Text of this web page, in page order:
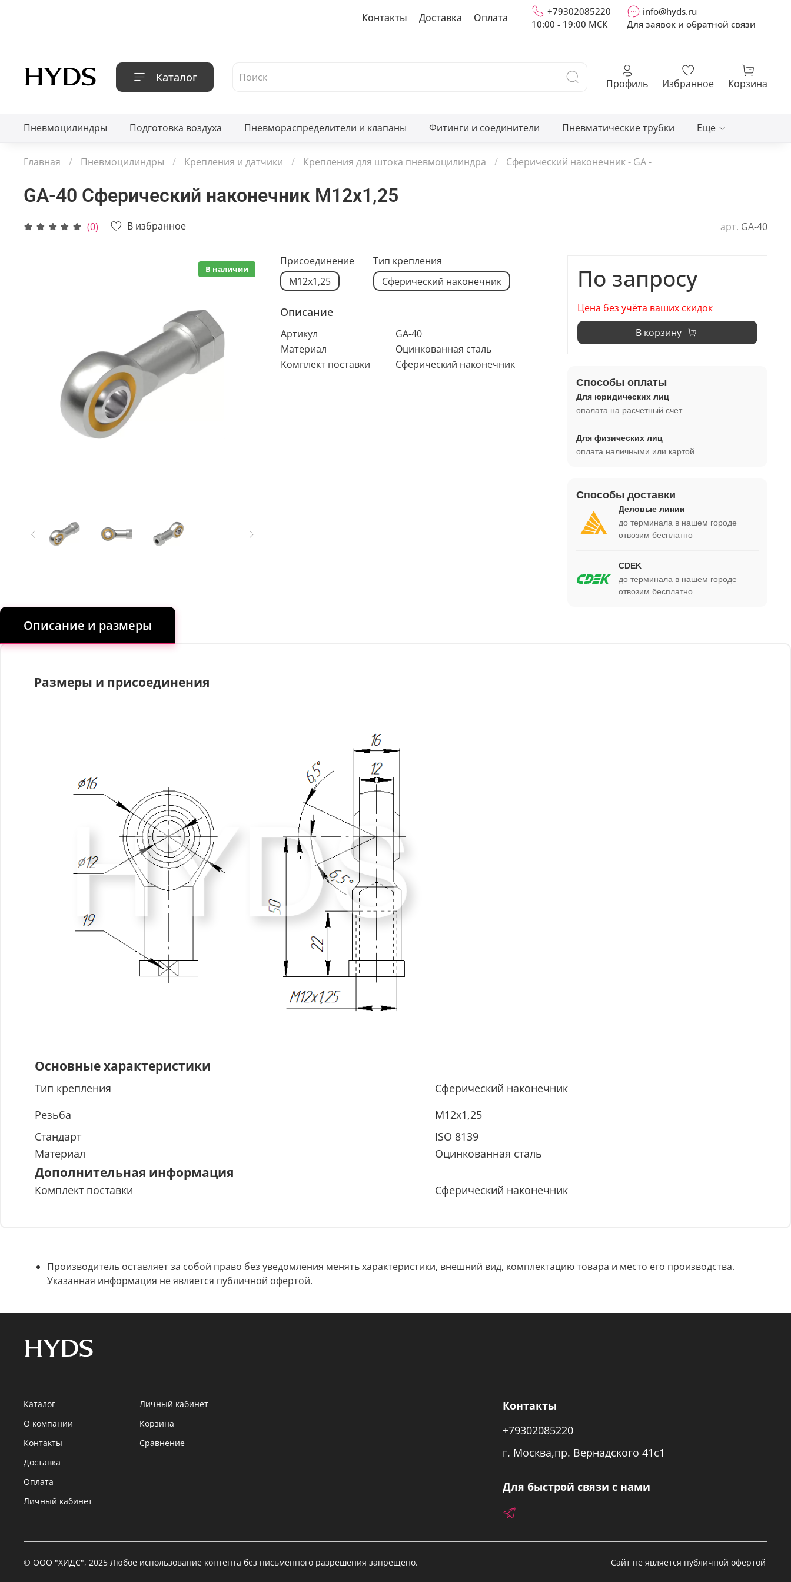
Контакты Доставка Оплата
+79302085220
10:00 - 19:00 МСК
info@hyds.ru
Для заявок и обратной связи
Каталог Профиль Избранное Корзина
Пневмоцилиндры Подготовка воздуха Пневмораспределители и клапаны Фитинги и соединители Пневматические трубки Еще
Главная Пневмоцилиндры Крепления и датчики Крепления для штока пневмоцилиндра Сферический наконечник - GA -
GA-40 Сферический наконечник M12x1,25
(0) В избранное арт. GA-40
В наличии
Присоединение
M12x1,25
Тип крепления
Сферический наконечник
Описание
Артикул
GA-40
Материал
Оцинкованная сталь
Комплект поставки
Сферический наконечник
По запросу
Цена без учёта ваших скидок
В корзину
Способы оплаты
Для юридических лиц
опалата на расчетный счет
Для физических лиц
оплата наличными или картой
Способы доставки
Деловые линии
до терминала в нашем городе
отвозим бесплатно
CDEK
до терминала в нашем городе
отвозим бесплатно
Описание и размеры
Размеры и присоединения
Основные характеристики
Тип крепления
Сферический наконечник
Резьба
M12x1,25
Стандарт
ISO 8139
Материал
Оцинкованная сталь
Дополнительная информация
Комплект поставки Сферический наконечник
Производитель оставляет за собой право без уведомления менять характеристики, внешний вид, комплектацию товара и место его производства.
Указанная информация не является публичной офертой.
Каталог
О компании
Контакты
Доставка
Оплата
Личный кабинет
Личный кабинет
Корзина
Сравнение
Контакты
+79302085220
г. Москва,пр. Вернадского 41с1
Для быстрой связи с нами
© ООО "ХИДС", 2025 Любое использование контента без письменного разрешения запрещено. Сайт не является публичной офертой